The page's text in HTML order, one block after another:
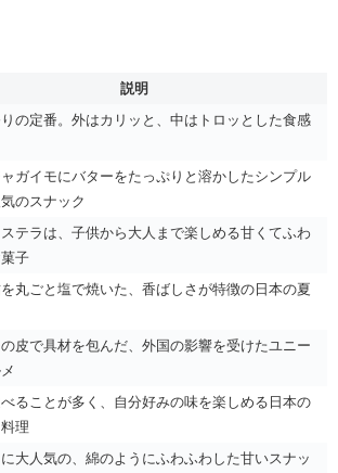
説明
りの定番。外はカリッと、中はトロッとした食感
ガイモにバターをたっぷりと溶かしたシンプル
のスナック
テラは、子供から大人まで楽しめる甘くてふわ
子
丸ごと塩で焼いた、香ばしさが特徴の日本の夏
皮で具材を包んだ、外国の影響を受けたユニー
ることが多く、自分好みの味を楽しめる日本の
理
大人気の、綿のようにふわふわした甘いスナッ